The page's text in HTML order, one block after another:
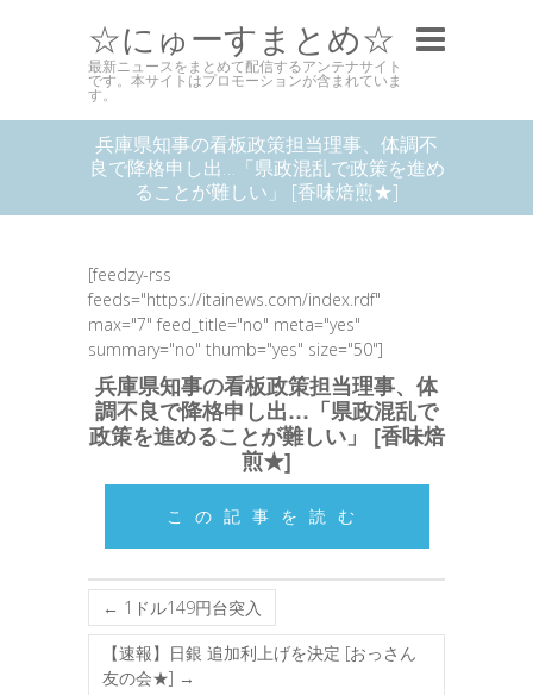
☆にゅーすまとめ☆
最新ニュースをまとめて配信するアンテナサイト
です。本サイトはプロモーションが含まれていま
す。
兵庫県知事の看板政策担当理事、体調不
良で降格申し出…「県政混乱で政策を進め
ることが難しい」 [香味焙煎★]
[feedzy-rss
feeds="https://itainews.com/index.rdf"
max="7" feed_title="no" meta="yes"
summary="no" thumb="yes" size="50"]
兵庫県知事の看板政策担当理事、体
調不良で降格申し出…「県政混乱で
政策を進めることが難しい」 [香味焙
煎★]
この記事を読む
← 1ドル149円台突入
【速報】日銀 追加利上げを決定 [おっさん
友の会★] →